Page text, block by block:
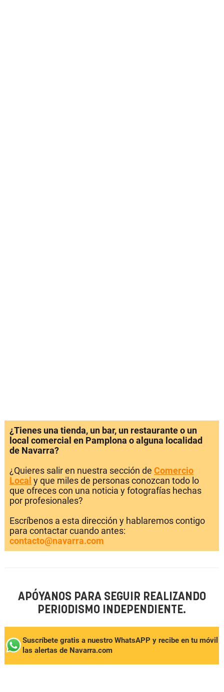
¿Tienes una tienda, un bar, un restaurante o un
local comercial en Pamplona o alguna localidad
de Navarra?
¿Quieres salir en nuestra sección de Comercio
Local y que miles de personas conozcan todo lo
que ofreces con una noticia y fotografías hechas
por profesionales?
Escríbenos a esta dirección y hablaremos contigo
para contactar cuando antes:
contacto@navarra.com
APÓYANOS PARA SEGUIR REALIZANDO
PERIODISMO INDEPENDIENTE.
Suscríbete gratis a nuestro WhatsAPP y recibe en tu móvil
las alertas de Navarra.com